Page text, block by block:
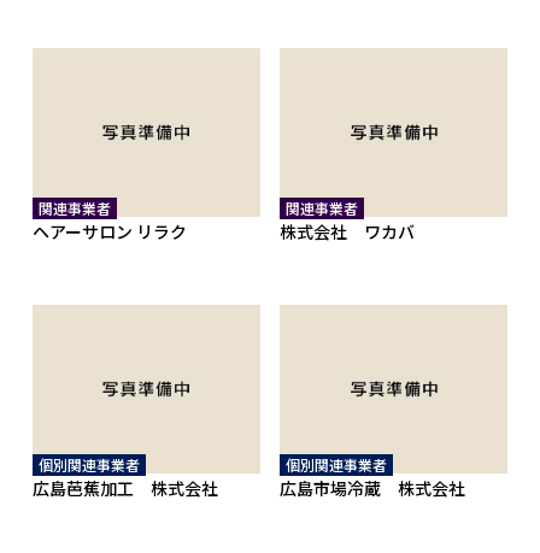
関連事業者
ヘアーサロン リラク
関連事業者
株式会社 ワカバ
個別関連事業者
広島芭蕉加工 株式会社
個別関連事業者
広島市場冷蔵 株式会社